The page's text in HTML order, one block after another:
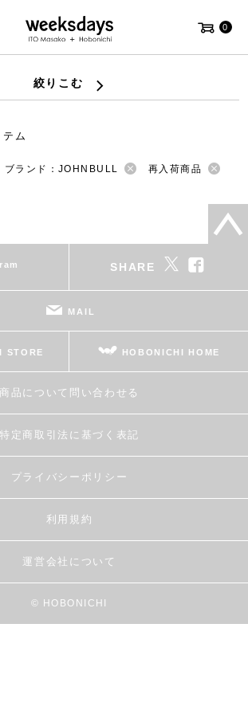
0
絞りこむ
ム
ブランド：JOHNBULL
再入荷商品
SHARE
MAIL
STORE HOBONICHI HOME
商品について問い合わせる
特定商取引法に基づく表記
プライバシーポリシー
利用規約
運営会社について
© HOBONICHI